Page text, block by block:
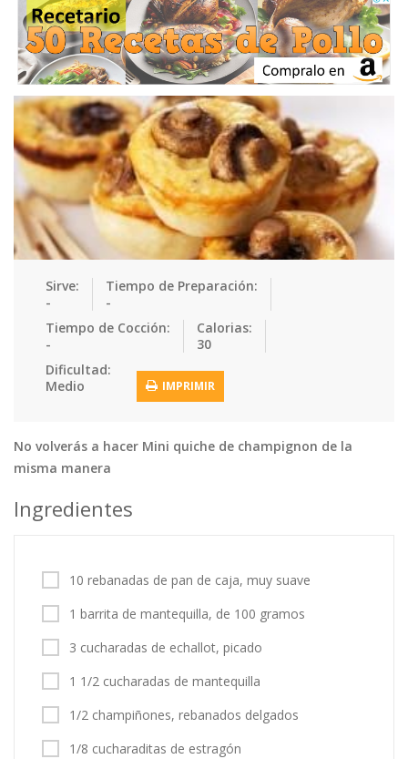
Ensaladas Equipment Frutas Galletas
Gelatinas Guarnicion… Helados Hot Dogs
Huevos Mariscos Mermeladas Muffins
Panes Para Niños Pastas Pasteles
Pescados Pizzas Platos Fue… Pollo
Postres Recetas de… Recetas Do… Recetas Fá…
Recetas Na…
Sandwiches Snacks
Tacos
Tortas Vegetales
Vegetarian…
Tips y Trucos
Entrar / Registrarse
Sirve:
-
Tiempo de Preparación:
-
Tiempo de Cocción:
-
Calorias:
30
Dificultad:
Medio
IMPRIMIR
No volverás a hacer Mini quiche de champignon de la
misma manera
Ingredientes
10 rebanadas de pan de caja, muy suave
1 barrita de mantequilla, de 100 gramos
3 cucharadas de echallot, picado
1 1/2 cucharadas de mantequilla
1/2 champiñones, rebanados delgados
1/8 cucharaditas de estragón